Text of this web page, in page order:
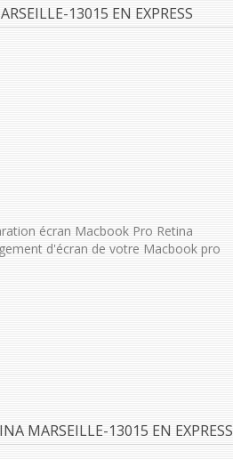
13015 EN EXPRESS
écran Macbook Pro Retina
d'écran de votre Macbook pro
MARSEILLE-13015 EN EXPRESS